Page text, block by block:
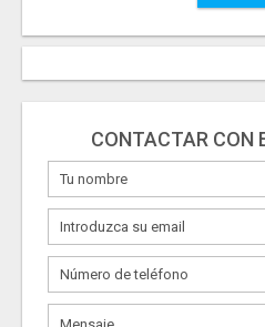
CONTACTAR CON